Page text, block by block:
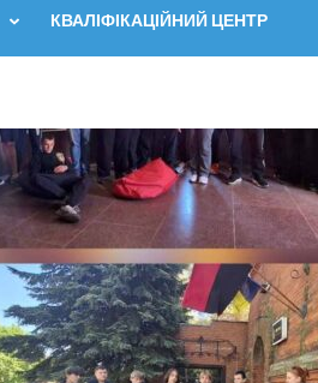
КВАЛІФІКАЦІЙНИЙ ЦЕНТР